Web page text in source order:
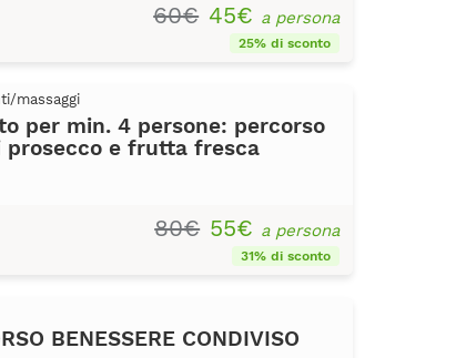
60€ 45€ a persona
25% di sconto
massaggi
per min. 4 persone: percorso
e frutta fresca
80€ 55€ a persona
31% di sconto
BENESSERE CONDIVISO